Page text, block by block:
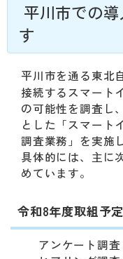
平川市での
す
平川市を通る東北
接続するスマート
の可能性を調査し
とした「スマート
調査業務」を実施
具体的には、主に
めています。
令和8年度取組予定
アンケート調査